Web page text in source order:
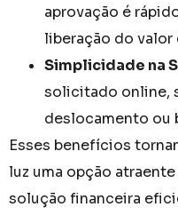
aprovação é
liberação do valor
Simplicidade na
solicitado online,
deslocamento ou
Esses benefícios
luz uma opção
solução financeira